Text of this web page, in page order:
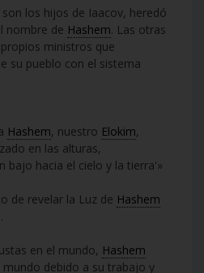
son los hijos de Iaacov, heredó
nombre de Hashem. Las otras
ministros que
su pueblo con el sistema
Hashem, nuestro Elokim,
en las alturas,
bajo hacia el cielo y la tierra'»
de revelar la Luz de Hashem
en el mundo, Hashem
debido a su trabajo y